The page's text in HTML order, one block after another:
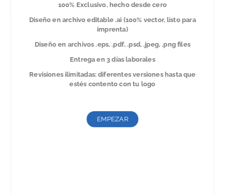
100% Exclusivo, hecho desde cero
Diseño en archivo editable .ai (100% vector, listo para
imprenta)
Diseño en archivos .eps, .pdf, .psd, .jpeg, .png files
Entrega en 3 días laborales
Revisiones ilimitadas: diferentes versiones hasta que
estés contento con tu logo
EMPEZAR